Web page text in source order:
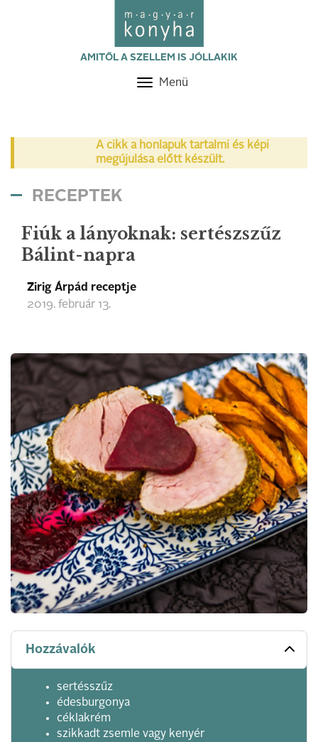
AMITŐL A SZELLEM IS JÓLLAKIK
Toggle
Menü
A cikk a honlapuk tartalmi és képi
megújulása előtt készült.
RECEPTEK
Fiúk a lányoknak: sertészszűz
Bálint-napra
Zirig Árpád receptje
2019. február 13.
Hozzávalók
sertésszűz
édesburgonya
céklakrém
szikkadt zsemle vagy kenyér